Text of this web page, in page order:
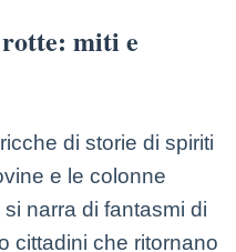
miti e
di storie di spiriti
e le colonne
narra di fantasmi di
cittadini che ritornano